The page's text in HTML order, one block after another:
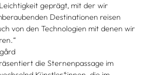
geprägt, mit der wir
Destinationen reisen
von den Technologien mit denen wir
die Sternenpassage im